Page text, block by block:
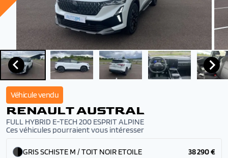
Véhicule vendu
RENAULT AUSTRAL
FULL HYBRID E-TECH 200 ESPRIT ALPINE
Ces véhicules pourraient vous intéresser
GRIS SCHISTE M / TOIT NOIR ETOILE 38 290 €